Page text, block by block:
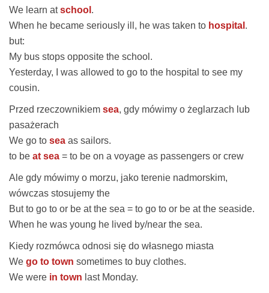
We learn atschool .
When he became seriously ill, he was taken to hospital .
but:
My bus stops opposite the school .
Yesterday, I was allowed to go to the hospital to see my
cousin.
Przed rzeczownikiem sea, gdy mówimy o żeglarzach lub
pasażerach
We go to sea as sailors.
to be at sea = to be on a voyage as passengers or crew
Ale gdy mówimy o morzu, jako terenie nadmorskim,
wówczas stosujemy the
But to go to or be at the sea = to go to or be at the seaside.
When he was young he lived by/near the sea.
Kiedy rozmówca odnosi się do własnego miasta
We go to town sometimes to buy clothes.
We were in town last Monday.